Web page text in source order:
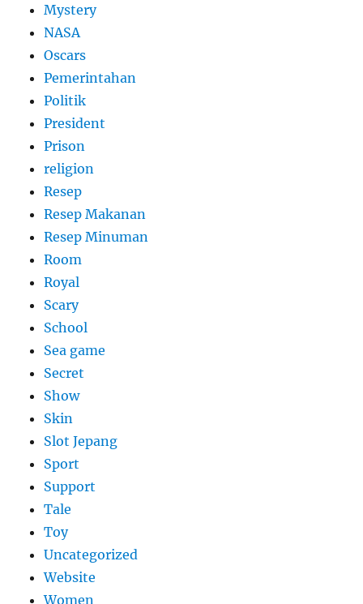
Mystery
NASA
Oscars
Pemerintahan
Politik
President
Prison
religion
Resep
Resep Makanan
Resep Minuman
Room
Royal
Scary
School
Sea game
Secret
Show
Skin
Slot Jepang
Sport
Support
Tale
Toy
Uncategorized
Website
Women